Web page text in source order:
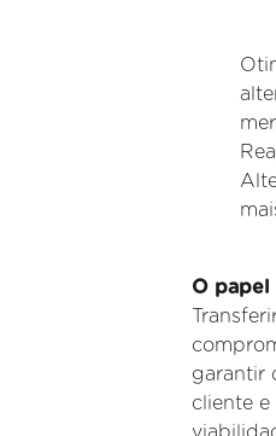
O
garantir
cliente e